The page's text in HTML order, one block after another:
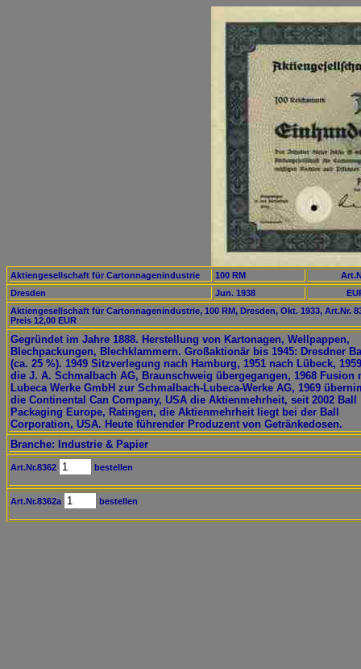
Aktiengesellschaft für Cartonnagenindustrie 100 RM
Dresden
Jun. 1938
Aktiengesellschaft für Cartonnagenindustrie, 100 RM, Dresden, Okt. 1933, Art.Nr.
Preis 12,00 EUR
Gegründet im Jahre 1888. Herstellung von Kartonagen, Wellpappen,
Blechpackungen, Blechklammern. Großaktionär bis 1945: Dresdner
(ca. 25 %). 1949 Sitzverlegung nach Hamburg, 1951 nach Lübeck,
die J. A. Schmalbach AG, Braunschweig übergegangen, 1968 Fusion
Lubeca Werke GmbH zur Schmalbach-Lubeca-Werke AG, 1969
die Continental Can Company, USA die Aktienmehrheit, seit 2002 Ball
Packaging Europe, Ratingen, die Aktienmehrheit liegt bei der Ball
Corporation, USA. Heute führender Produzent von Getränkedosen.
Branche: Industrie & Papier
Art.Nr.8362 bestellen
Art.Nr.8362a bestellen